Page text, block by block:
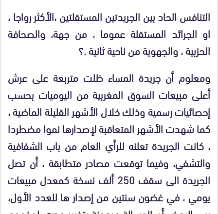
التنافس الحاد بين الجريدتين المستقلتين ،الأكثر رواجا ،
او الجرائد المستقلة عموما ، من جهة، والصحافة
الحزبية ، والجهوية من ناحية ثانية .؟
ومعلوم أن جريدة المساء ظلت متربعة على عرش
أعلى مبيعات السوق المغربية من اليوميات بحسب
إحصائيات رسمية وذلك خلال الأشهر القليلة الماضية ،
كما شهدت الأشهر المتعاقبة لإصدارها نموا مضطردا
، كانت الجريدة تعلنه للرأي العام من باب الشفافية
والتشفي، وفيما توقعت مصادر متطابقة ، أن تصل
الجريدة الى سقف 250 ألف نسخة كمعدل مبيعات
يومي ، في غضون سنتين من إصدار ها للعدد الأول،